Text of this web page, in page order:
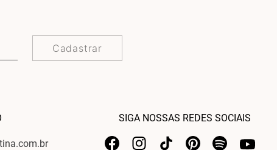
Cadastrar
SIGA NOSSAS REDES SOCIAIS